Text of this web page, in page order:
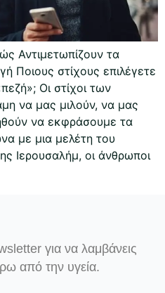
Αντιμετωπίζουν τα
Ποιους στίχους επιλέγετε
Οι στίχοι των
να μας μιλούν, να μας
να εκφράσουμε τα
με μια μελέτη του
Ιερουσαλήμ, οι άνθρωποι
για να λαμβάνεις
από την υγεία.